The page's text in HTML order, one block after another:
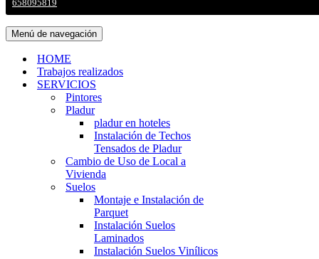
658095819
Menú de navegación
HOME
Trabajos realizados
SERVICIOS
Pintores
Pladur
pladur en hoteles
Instalación de Techos
Tensados de Pladur
Cambio de Uso de Local a
Vivienda
Suelos
Montaje e Instalación de
Parquet
Instalación Suelos
Laminados
Instalación Suelos Vinílicos